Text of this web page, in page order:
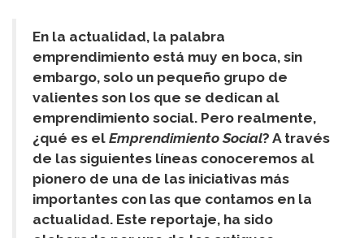
En la actualidad, la palabra
emprendimiento está muy en boca, sin
embargo, solo un pequeño grupo de
valientes son los que se dedican al
emprendimiento social. Pero realmente,
¿qué es el Emprendimiento Social? A través
de las siguientes líneas conoceremos al
pionero de una de las iniciativas más
importantes con las que contamos en la
actualidad. Este reportaje, ha sido